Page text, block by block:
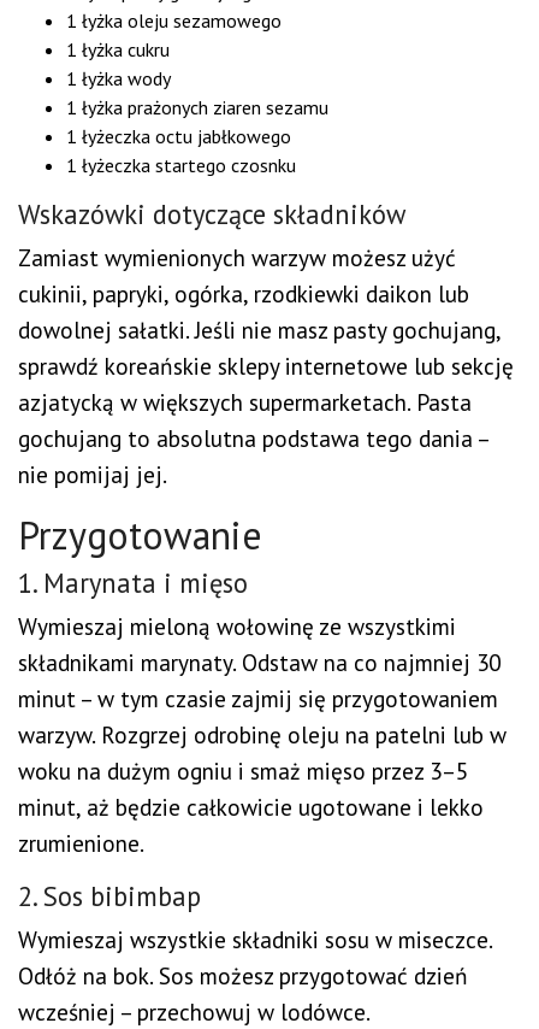
1 łyżka oleju sezamowego
1 łyżka cukru
1 łyżka wody
1 łyżka prażonych ziaren sezamu
1 łyżeczka octu jabłkowego
1 łyżeczka startego czosnku
Wskazówki dotyczące składników
Zamiast wymienionych warzyw możesz użyć
cukinii, papryki, ogórka, rzodkiewki daikon lub
dowolnej sałatki. Jeśli nie masz pasty gochujang,
sprawdź koreańskie sklepy internetowe lub sekcję
azjatycką w większych supermarketach. Pasta
gochujang to absolutna podstawa tego dania –
nie pomijaj jej.
Przygotowanie
1. Marynata i mięso
Wymieszaj mieloną wołowinę ze wszystkimi
składnikami marynaty. Odstaw na co najmniej 30
minut – w tym czasie zajmij się przygotowaniem
warzyw. Rozgrzej odrobinę oleju na patelni lub w
woku na dużym ogniu i smaż mięso przez 3–5
minut, aż będzie całkowicie ugotowane i lekko
zrumienione.
2. Sos bibimbap
Wymieszaj wszystkie składniki sosu w miseczce.
Odłóż na bok. Sos możesz przygotować dzień
wcześniej – przechowuj w lodówce.